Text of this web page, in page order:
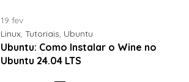
19 fev
Linux, Tutoriais, Ubuntu
Ubuntu: Como Instalar o Wine no
Ubuntu 24.04 LTS